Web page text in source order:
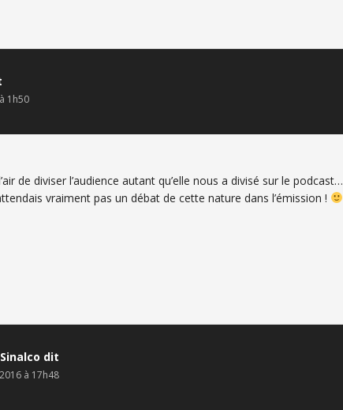
1h50
de diviser l’audience autant qu’elle nous a divisé sur le podcast…
vraiment pas un débat de cette nature dans l’émission !
dit
à 17h48